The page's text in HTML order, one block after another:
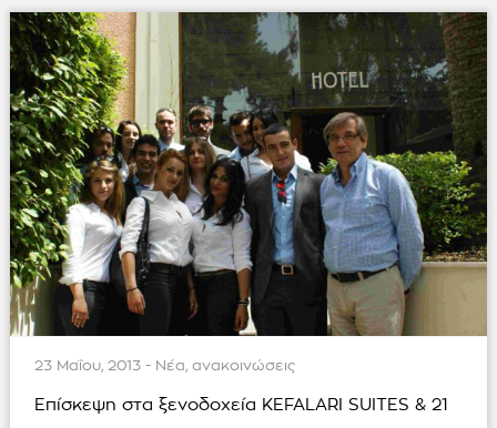
23 Μαΐου, 2013 - Νέα, ανακοινώσεις
Επίσκεψη στα ξενοδοχεία KEFALARI SUITES & 21